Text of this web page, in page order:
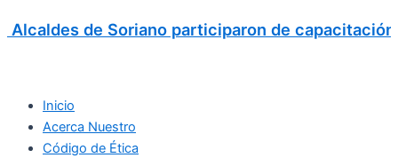
Alcaldes de Soriano participaron de
Inicio
Acerca Nuestro
Código de Ética